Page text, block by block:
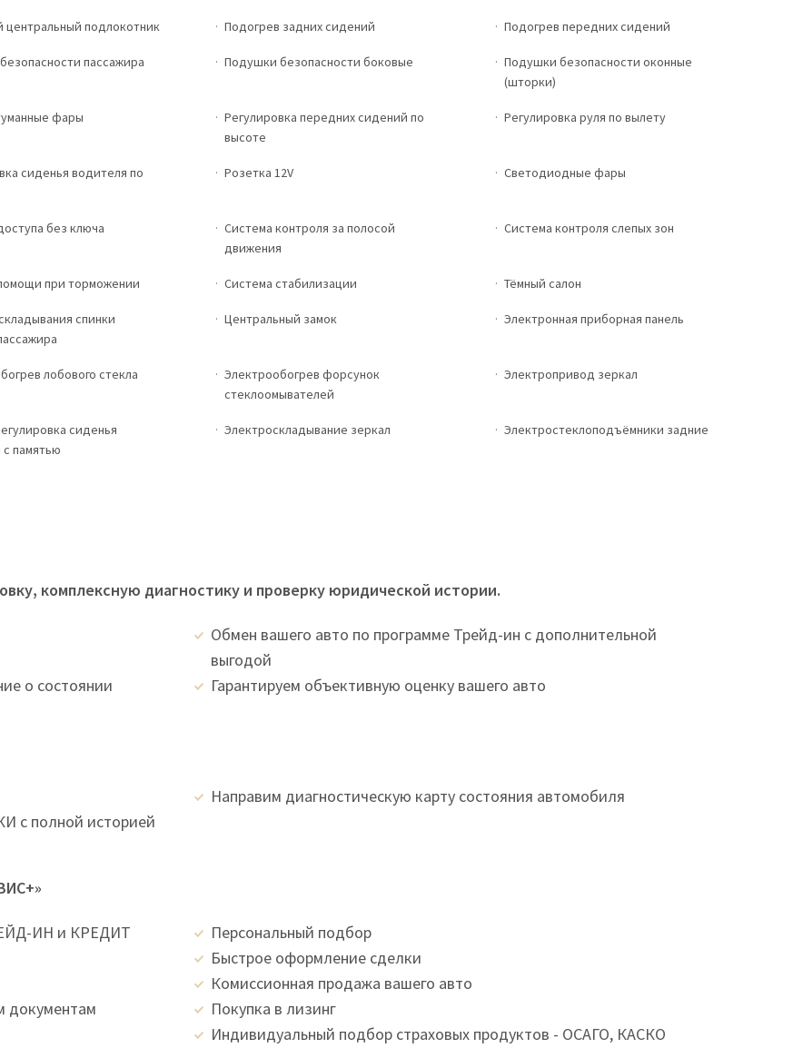
центральный подлокотник Подогрев задних сидений Подогрев передних сидений
пассажира Подушки безопасности боковые
Подушки безопасности оконные
(шторки)
фары
Регулировка передних сидений по
высоте
Регулировка руля по вылету
сиденья водителя по
Розетка 12V Светодиодные фары
без ключа
Система контроля за полосой
движения
Система контроля слепых зон
при торможении Система стабилизации Тёмный салон
спинки
Центральный замок Электронная приборная панель
лобового стекла
Электрообогрев форсунок
стеклоомывателей
Электропривод зеркал
сиденья
памятью
Электроскладывание зеркал Электростеклоподъёмники задние
комплексную диагностику и проверку юридической истории.
о состоянии
Обмен вашего авто по программе Трейд-ин с дополнительной
выгодой
Гарантируем объективную оценку вашего авто
с полной историей
Направим диагностическую карту состояния автомобиля
ИН и КРЕДИТ
документам
Персональный подбор
Быстрое оформление сделки
Комиссионная продажа вашего авто
Покупка в лизинг
Индивидуальный подбор страховых продуктов - ОСАГО, КАСКО